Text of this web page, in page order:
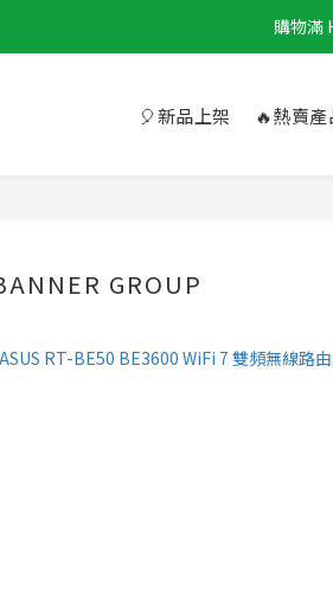
購物滿
🎈新品上架 🔥熱賣產
GROUP